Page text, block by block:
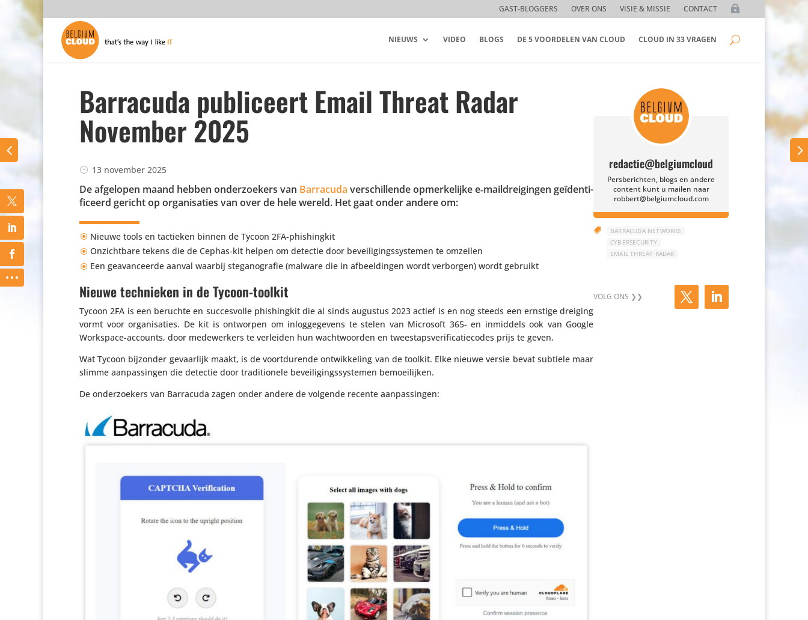
GAST-BLOGGERS OVER ONS VISIE & MISSIE CONTACT
NIEUWS VIDEO BLOGS DE 5 VOORDELEN VAN CLOUD CLOUD IN 33 VRAGEN
Barracuda publiceert Email Threat Radar
November 2025
13 november 2025
De afgelopen maand hebben onder­zoe­kers van Barracuda verschil­lende opmer­ke­lijke e‑maildreigingen geïden­ti­
fi­ceerd gericht op orga­ni­sa­ties van over de hele wereld. Het gaat onder andere om:
Nieuwe tools en tactieken binnen de Tycoon 2FA-phishingkit
Onzicht­bare tekens die de Cephas-kit helpen om detectie door bevei­li­gings­sys­temen te omzeilen
Een geavan­ceerde aanval waarbij stega­no­grafie (malware die in afbeel­dingen wordt verborgen) wordt gebruikt
Nieuwe technieken in de Tycoon-toolkit
Tycoon 2FA is een beruchte en succes­volle phis­hingkit die al sinds augustus 2023 actief is en nog steeds een ernstige dreiging
vormt voor orga­ni­sa­ties. De kit is ontworpen om inlog­ge­ge­vens te stelen van Microsoft 365- en inmiddels ook van Google
Workspace-accounts, door mede­wer­kers te verleiden hun wacht­woorden en twee­staps­ve­ri­fi­ca­tie­codes prijs te geven.
Wat Tycoon bijzonder gevaar­lijk maakt, is de voort­du­rende ontwik­ke­ling van de toolkit. Elke nieuwe versie bevat subtiele maar
slimme aanpas­singen die detectie door tradi­ti­o­nele bevei­li­gings­sys­temen bemoeilijken.
De onder­zoe­kers van Barracuda zagen onder andere de volgende recente aanpassingen:
redactie@belgiumcloud
Persberichten, blogs en andere
content kunt u mailen naar
robbert@belgiumcloud.com

BARRACUDA NETWORKS
CYBERSECURITY
EMAIL THREAT RADAR